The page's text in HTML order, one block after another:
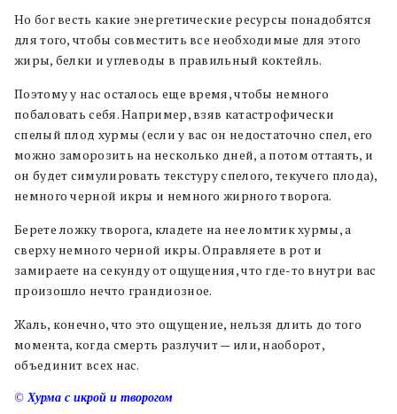
Но бог весть какие энергетические ресурсы понадобятся
для того, чтобы совместить все необходимые для этого
жиры, белки и углеводы в правильный коктейль.
Поэтому у нас осталось еще время, чтобы немного
побаловать себя. Например, взяв катастрофически
спелый плод хурмы (если у вас он недостаточно спел, его
можно заморозить на несколько дней, а потом оттаять, и
он будет симулировать текстуру спелого, текучего плода),
немного черной икры и немного жирного творога.
Берете ложку творога, кладете на нее ломтик хурмы, а
сверху немного черной икры. Оправляете в рот и
замираете на секунду от ощущения, что где-то внутри вас
произошло нечто грандиозное.
Жаль, конечно, что это ощущение, нельзя длить до того
момента, когда смерть разлучит — или, наоборот,
объединит всех нас.
© Хурма с икрой и творогом